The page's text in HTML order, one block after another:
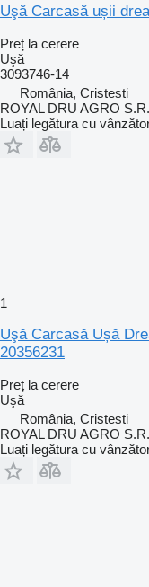
Uşă Carcasă ușii
Preț la cerere
Uşă
3093746-14
România, Cristesti
ROYAL DRU AGRO
Luați legătura cu
1
Uşă Carcasă Ușă
20356231
Preț la cerere
Uşă
România, Cristesti
ROYAL DRU AGRO
Luați legătura cu